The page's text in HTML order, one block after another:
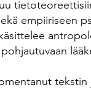
empiiriseen
tekstin